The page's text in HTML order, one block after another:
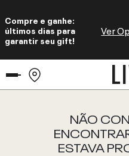
Compre e ganhe:
últimos dias para
garantir seu gift!
Ver
NÃO
ESTAVA